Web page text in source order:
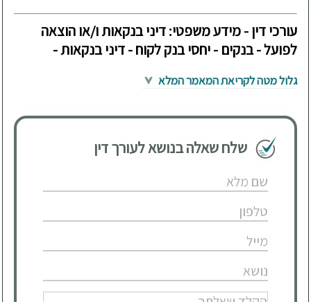
עורכי דין - מידע משפטי: דיני בנקאות ו/או הוצאה
לפועל - בנקים - יחסי בנק לקוח - דיני בנקאות -
גלול מטה לקריאת המאמר המלא
שלח שאלה בנושא לעורך דין